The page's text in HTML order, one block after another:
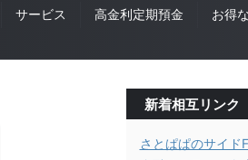
サービス 高金利定期預金
お得
新着相互リンク
さとぱぱのサイド